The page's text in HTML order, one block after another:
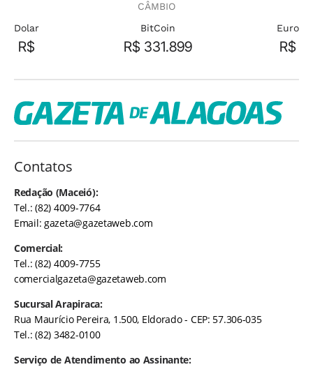
CÂMBIO
Dolar
R$
BitCoin
R$ 331.899
Euro
R$
Contatos
Redação (Maceió):
Tel.: (82) 4009-7764
Email:gazeta@gazetaweb.com
Comercial:
Tel.: (82) 4009-7755
comercialgazeta@gazetaweb.com
Sucursal Arapiraca:
Rua Maurício Pereira, 1.500, Eldorado - CEP: 57.306-035
Tel.: (82) 3482-0100
Serviço de Atendimento ao Assinante: